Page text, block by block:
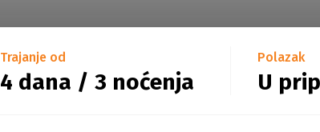
Trajanje od
4 dana / 3 noćenja
Polazak
U